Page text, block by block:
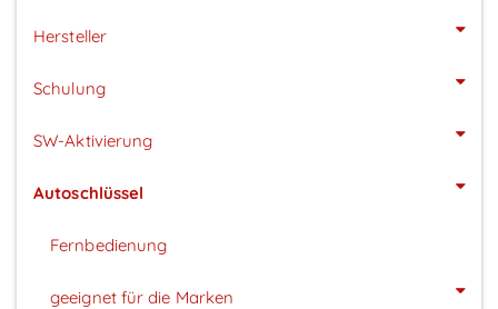
Hersteller
Schulung
SW-Aktivierung
Autoschlüssel
Fernbedienung
geeignet für die Marken